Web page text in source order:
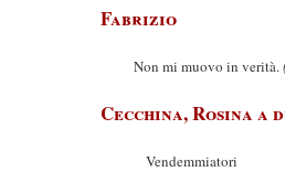
Fabrizio
Non mi muovo in verità.
Cecchina, Rosina a
Vendemmiatori